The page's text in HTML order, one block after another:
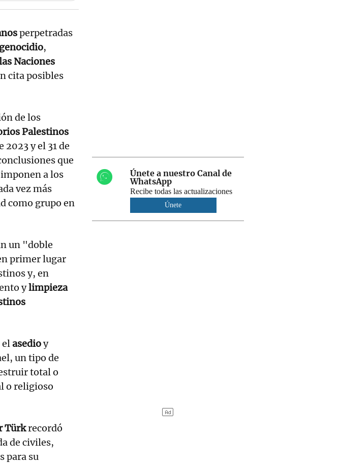
perpetradas
genocidio,
Naciones
cita posibles
de los
Palestinos
2023 y el 31 de
que
a los
vez más
como grupo en
un "doble
primer lugar
y, en
ylimpieza
elasedioy
un tipo de
total o
o religioso
Türkrecordó
de civiles,
para su
Únete a nuestro Canal de
WhatsApp
Recibe todas las actualizaciones
Únete